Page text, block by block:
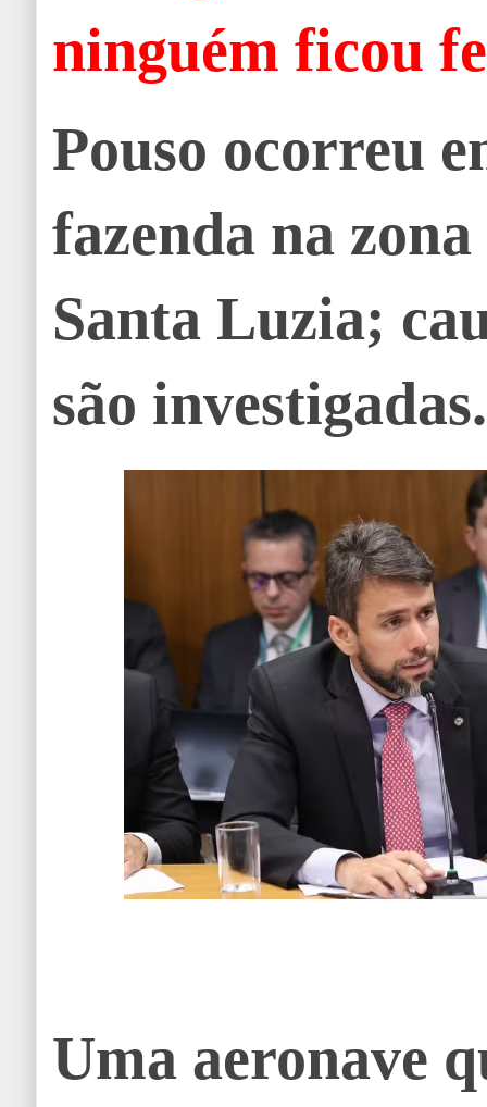
ninguém ficou
Pouso ocorreu
fazenda na
Santa Luzia;
são investigadas.
Uma aeronave